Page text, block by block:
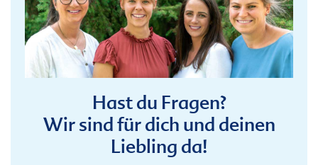
Hast du Fragen?
Wir sind für dich und deinen
Liebling da!